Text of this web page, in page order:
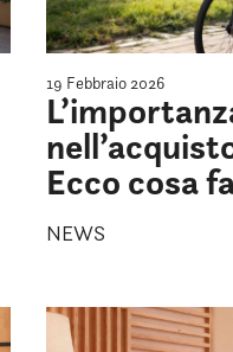
19 Febbraio 2026
Ecco cosa
NEWS